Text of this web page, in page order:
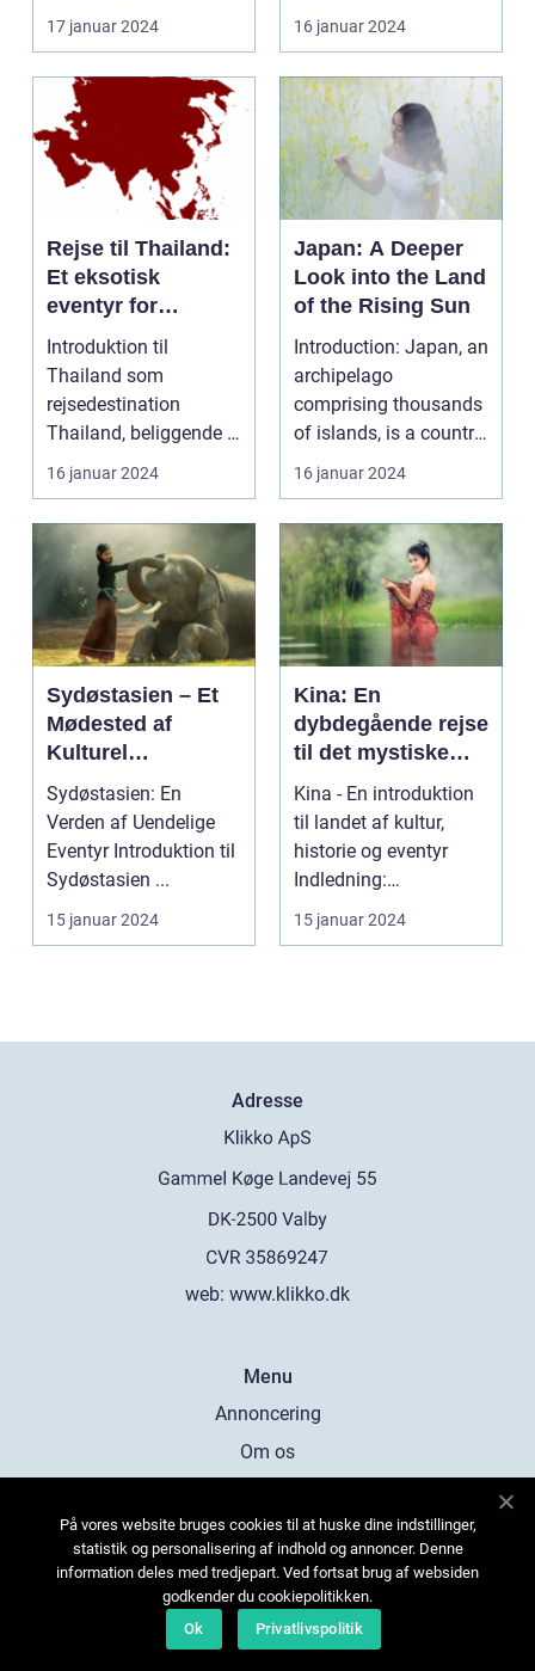
moderne tek...
17 januar 2024
øer i Det Indiske O...
16 januar 2024
Rejse til Thailand:
Et eksotisk
eventyr for
rejsende og
eventyrlystne
Introduktion til
Thailand som
rejsedestination
Thailand, beliggende i
hjertet af Sydøstasien,
byder...
16 januar 2024
Japan: A Deeper
Look into the Land
of the Rising Sun
Introduction: Japan, an
archipelago
comprising thousands
of islands, is a country
deeply rooted in r...
16 januar 2024
Sydøstasien – Et
Mødested af
Kulturel
Mangfoldighed og
Breathtaking
Naturskønhed
Sydøstasien: En
Verden af Uendelige
Eventyr Introduktion til
Sydøstasien ...
15 januar 2024
Kina: En
dybdegående rejse
til det mystiske
Østens vidunder
Kina - En introduktion
til landet af kultur,
historie og eventyr
Indledning:
Velkommen til en
rejse...
15 januar 2024
Adresse
web: www.klikko.dk
Menu
Annoncering
Om os
Kontakt os
Sitemap
På vores website bruges cookies til at huske dine indstillinger,
statistik og personalisering af indhold og annoncer. Denne
information deles med tredjepart. Ved fortsat brug af websiden
godkender du cookiepolitikken.
Ok
Privatlivspolitik